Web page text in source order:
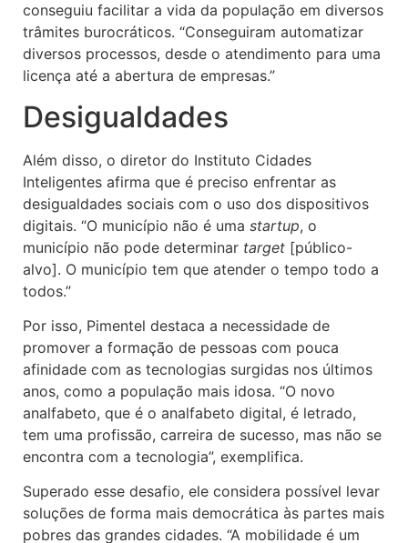
conseguiu facilitar a vida da população em diversos
trâmites burocráticos. “Conseguiram automatizar
diversos processos, desde o atendimento para uma
licença até a abertura de empresas.”
Desigualdades
Além disso, o diretor do Instituto Cidades
Inteligentes afirma que é preciso enfrentar as
desigualdades sociais com o uso dos dispositivos
digitais. “O município não é uma startup, o
município não pode determinar target [público-
alvo]. O município tem que atender o tempo todo a
todos.”
Por isso, Pimentel destaca a necessidade de
promover a formação de pessoas com pouca
afinidade com as tecnologias surgidas nos últimos
anos, como a população mais idosa. “O novo
analfabeto, que é o analfabeto digital, é letrado,
tem uma profissão, carreira de sucesso, mas não se
encontra com a tecnologia”, exemplifica.
Superado esse desafio, ele considera possível levar
soluções de forma mais democrática às partes mais
pobres das grandes cidades. “A mobilidade é um